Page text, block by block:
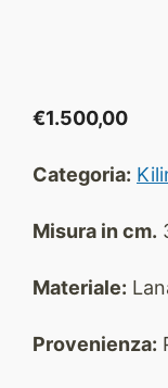
€1.500,00
Categoria:
Misura in cm.
Materiale:
Provenienza: